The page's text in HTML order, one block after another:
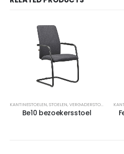
KANTINESTOELEN,STOELEN,VERGADERSTOELEN
Be10 bezoekersstoel